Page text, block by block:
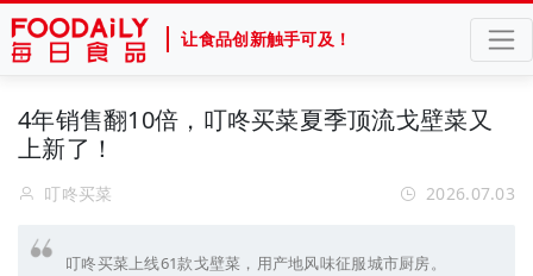
让食品创新触手可及！
4年销售翻10倍，叮咚买菜夏季顶流戈壁菜又
上新了！
叮咚买菜 2026.07.03
叮咚买菜上线61款戈壁菜，用产地风味征服城市厨房。